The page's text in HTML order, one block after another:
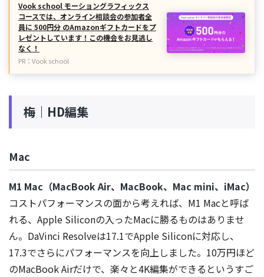
Vook school モーショングラフィックス
コースでは、オンライン相談会の参加者全
員に 500円分 のAmazonギフトカードをプ
レゼントしています！この機会をお見逃し
なく！
PR：Vook school
梅｜HD編集
Mac
M1 Mac（MacBook Air、MacBook、Mac mini、iMac）
コストパフォーマンスの面から考えれば、M1 Macと呼ば
れる、Apple Siliconの入ったMacに勝るものはありませ
ん。DaVinci Resolveは17.1でApple Siliconに対応し、
17.3でさらにパフォーマンスを向上しました。10万円ほど
のMacBook Airだけで、楽々と4K編集ができるというすご